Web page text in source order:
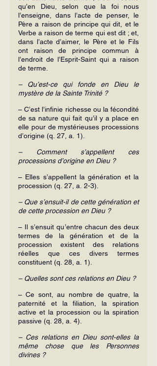
qu’en Dieu, selon que la foi nous
l’enseigne, dans l’acte de penser, le
Père a raison de principe qui dit, et le
Verbe a raison de terme qui est dit ; et,
dans l’acte d’aimer, le Père et le Fils
ont raison de principe commun à
l’endroit de l’Esprit-Saint qui a raison
de terme.
– Qu’est-ce qui fonde en Dieu le
mystère de la Sainte Trinité ?
– C’est l’infinie richesse ou la fécondité
de sa nature qui fait qu’il y a place en
elle pour de mystérieuses processions
d’origine (q. 27, a. 1).
– Comment s’appellent ces
processions d’origine en Dieu ?
– Elles s’appellent la génération et la
procession (q. 27, a. 2-3).
– Que s’ensuit-il de cette génération et
de cette procession en Dieu ?
– Il s’ensuit qu’entre chacun des deux
termes de la génération et de la
procession existent des relations
réelles que ces divers termes
constituent (q. 28, a. 1).
– Quelles sont ces relations en Dieu ?
– Ce sont, au nombre de quatre, la
paternité et la filiation, la spiration
active et la procession ou la spiration
passive (q. 28, a. 4).
– Ces relations en Dieu sont-elles la
même chose que les Personnes
divines ?